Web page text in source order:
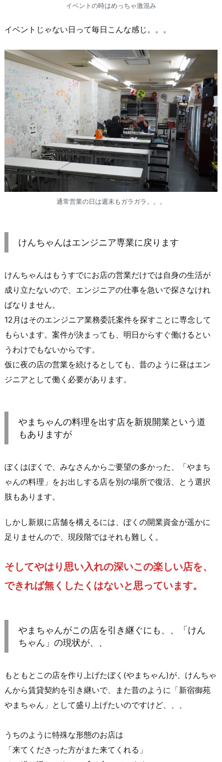
イベントの時はめっちゃ激混み
イベントじゃない日って毎日こんな感じ。。。
通常営業の日は週末もガラガラ。。。
けんちゃんはエンジニア専業に戻ります
けんちゃんはもうすでにお店の営業だけでは自身の生活が
成り立たないので、エンジニアの仕事を急いで探さなけれ
ばなりません。
12月はそのエンジニア業務委託案件を探すことに専念して
もらいます。案件が決まっても、明日からすぐ働けるとい
うわけでもないからです。
仮に夜の店の営業を続けるとしても、昔のように昼はエン
ジニアとして働く必要があります。
やまちゃんの料理を出す店を新規開業という道
もありますが
ぼくはぼくで、みなさんからご要望の多かった、「やまち
ゃんの料理」をお出しする店を別の場所で復活、とう選択
肢もあります。
しかし新規に店舗を構えるには、ぼくの開業資金が遥かに
足りませんので、現段階ではそれも難しく。
そしてやはり思い入れの深いこの楽しい店を、
できれば無くしたくはないと思っています。
やまちゃんがこの店を引き継ぐにも、、「けん
ちゃん」の現状が、、
もともとこの店を作り上げたぼく(やまちゃん)が、けんちゃ
んから賃貸契約を引き継いで、また昔のように「新宿御苑
やまちゃん」として盛り上げたいのですけど、、、
うちのように特殊な形態のお店は
「来てくださった方がまた来てくれる」